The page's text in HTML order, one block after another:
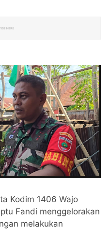
Kodim 1406 Wajo
Fandi menggelorakan
melakukan